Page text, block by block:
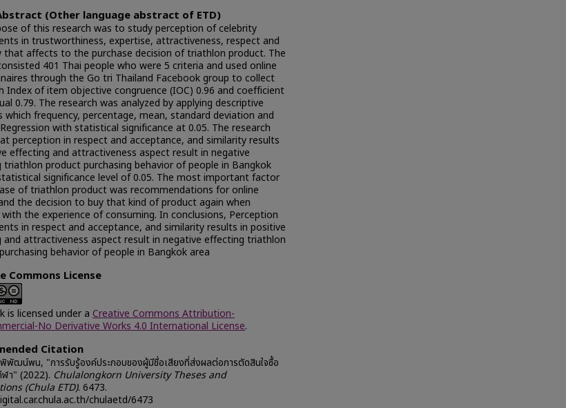
(Other language abstract of ETD)
of this research was to study perception of celebrity
in trustworthiness, expertise, attractiveness, respect and
that affects to the purchase decision of triathlon product. The
401 Thai people who were 5 criteria and used online
through the Go tri Thailand Facebook group to collect
Index of item objective congruence (IOC) 0.96 and coefficient
0.79. The research was analyzed by applying descriptive
which frequency, percentage, mean, standard deviation and
with statistical significance at 0.05. The research
perception in respect and acceptance, and similarity results
effecting and attractiveness aspect result in negative
product purchasing behavior of people in Bangkok
significance level of 0.05. The most important factor
of triathlon product was recommendations for online
the decision to buy that kind of product again when
the experience of consuming. In conclusions, Perception
in respect and acceptance, and similarity results in positive
and attractiveness aspect result in negative effecting triathlon
behavior of people in Bangkok area
Commons License
is licensed under a Creative Commons Attribution-
No Derivative Works 4.0 International License.
Citation
พัฒน์พน, "การรับรู้องค์ประกอบของผู้มีชื่อเสียงที่ส่งผลต่อการตัดสินใจซื้อ
ฬา" (2022). Chulalongkorn University Theses and
(Chula ETD). 6473.
chulaetd/6473